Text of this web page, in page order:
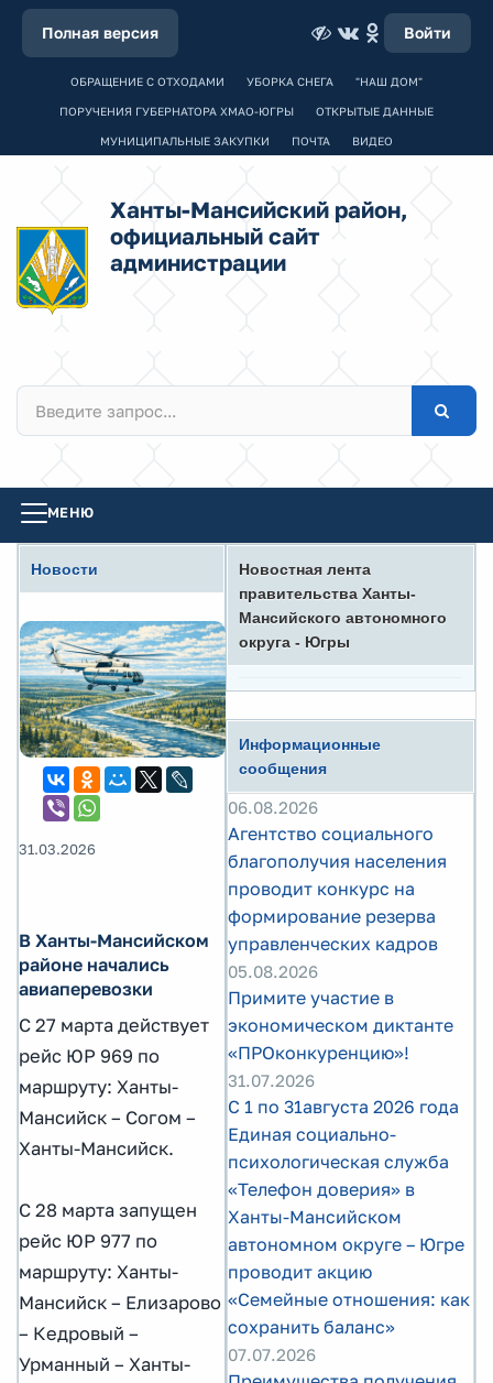
Полная версия Войти
ОБРАЩЕНИЕ С ОТХОДАМИ УБОРКА СНЕГА "НАШ ДОМ"
ПОРУЧЕНИЯ ГУБЕРНАТОРА ХМАО-ЮГРЫ ОТКРЫТЫЕ ДАННЫЕ
МУНИЦИПАЛЬНЫЕ ЗАКУПКИ ПОЧТА ВИДЕО
Ханты-Мансийский район,
официальный сайт
администрации
МЕНЮ
Новости
31.03.2026
В Ханты-Мансийском
районе начались
авиаперевозки
С 27 марта действует
рейс ЮР 969 по
маршруту: Ханты-
Мансийск – Согом –
Ханты-Мансийск.
С 28 марта запущен
рейс ЮР 977 по
маршруту: Ханты-
Мансийск – Елизарово
– Кедровый –
Урманный – Ханты-
Новостная лента
правительства Ханты-
Мансийского автономного
округа - Югры
Информационные
сообщения
06.08.2026
Агентство социального
благополучия населения
проводит конкурс на
формирование резерва
управленческих кадров
05.08.2026
Примите участие в
экономическом диктанте
«ПРОконкуренцию»!
31.07.2026
С 1 по 31августа 2026 года
Единая социально-
психологическая служба
«Телефон доверия» в
Ханты-Мансийском
автономном округе – Югре
проводит акцию
«Семейные отношения: как
сохранить баланс»
07.07.2026